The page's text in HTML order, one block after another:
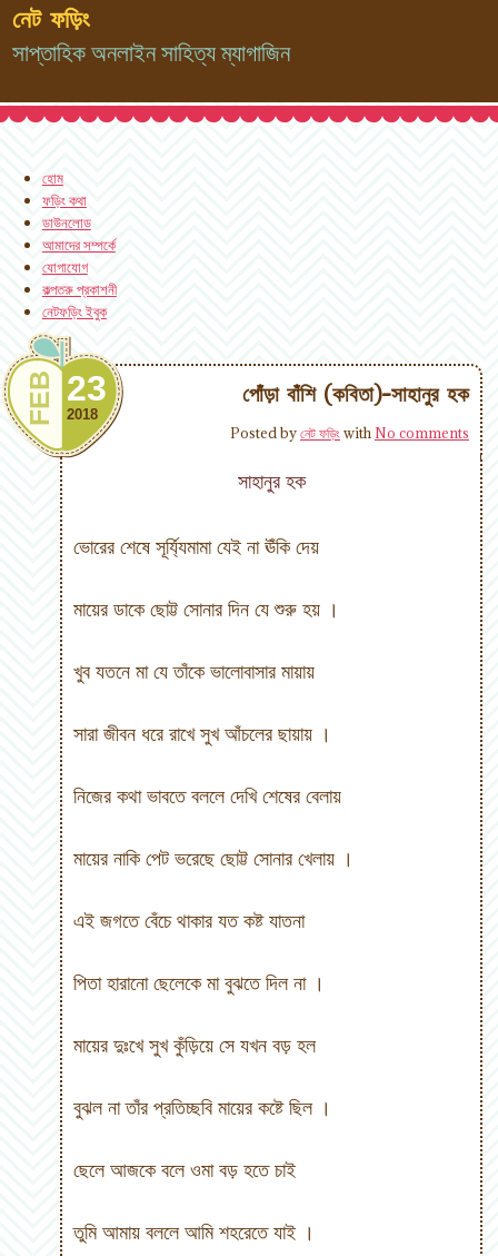
নেট ফড়িং
সাপ্তাহিক অনলাইন সাহিত্য ম্যাগাজিন
হোম
ফড়িং কথা
ডাউনলোড
আমাদের সম্পর্কে
যোগাযোগ
কল্পতরু প্রকাশনী
নেটফড়িং ইবুক
পোঁড়া বাঁশি (কবিতা)-সাহানুর হক
FEB 23
2018
Posted byনেট ফড়িং withNo comments
সাহানুর হক
ভোরের শেষে সূর্য্যিমামা যেই না ঊঁকি দেয়
মায়ের ডাকে ছোট্ট সোনার দিন যে শুরু হয় ।
খুব যতনে মা যে তাঁকে ভালোবাসার মায়ায়
সারা জীবন ধরে রাখে সুখ আঁচলের ছায়ায় ।
নিজের কথা ভাবতে বললে দেখি শেষের বেলায়
মায়ের নাকি পেট ভরেছে ছোট্ট সোনার খেলায় ।
এই জগতে বেঁচে থাকার যত কষ্ট যাতনা
পিতা হারানো ছেলেকে মা বুঝতে দিল না ।
মায়ের দুঃখে সুখ কুঁড়িয়ে সে যখন বড় হল
বুঝল না তাঁর প্রতিচ্ছবি মায়ের কষ্টে ছিল ।
ছেলে আজকে বলে ওমা বড় হতে চাই
তুমি আমায় বললে আমি শহরেতে যাই ।